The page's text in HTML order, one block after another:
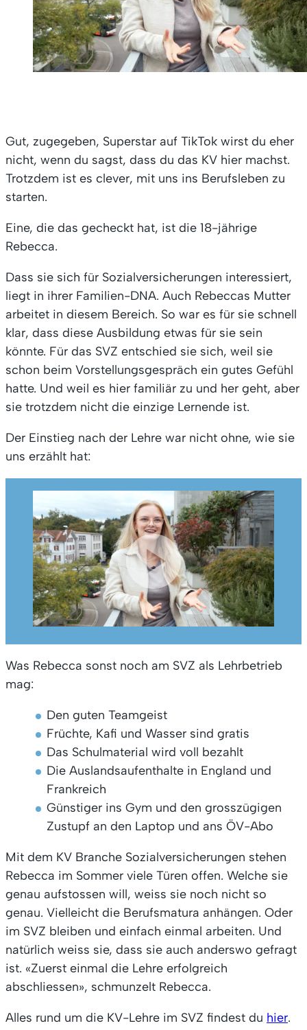
Gut, zugegeben, Superstar auf TikTok wirst du eher
nicht, wenn du sagst, dass du das KV hier machst.
Trotzdem ist es clever, mit uns ins Berufsleben zu
starten.
Eine, die das gecheckt hat, ist die 18-jährige
Rebecca.
Dass sie sich für Sozialversicherungen interessiert,
liegt in ihrer Familien-DNA. Auch Rebeccas Mutter
arbeitet in diesem Bereich. So war es für sie schnell
klar, dass diese Ausbildung etwas für sie sein
könnte. Für das SVZ entschied sie sich, weil sie
schon beim Vorstellungsgespräch ein gutes Gefühl
hatte. Und weil es hier familiär zu und her geht, aber
sie trotzdem nicht die einzige Lernende ist.
Der Einstieg nach der Lehre war nicht ohne, wie sie
uns erzählt hat:
Was Rebecca sonst noch am SVZ als Lehrbetrieb
mag:
Den guten Teamgeist
Früchte, Kafi und Wasser sind gratis
Das Schulmaterial wird voll bezahlt
Die Auslandsaufenthalte in England und
Frankreich
Günstiger ins Gym und den grosszügigen
Zustupf an den Laptop und ans ÖV-Abo
Mit dem KV Branche Sozialversicherungen stehen
Rebecca im Sommer viele Türen offen. Welche sie
genau aufstossen will, weiss sie noch nicht so
genau. Vielleicht die Berufsmatura anhängen. Oder
im SVZ bleiben und einfach einmal arbeiten. Und
natürlich weiss sie, dass sie auch anderswo gefragt
ist. «Zuerst einmal die Lehre erfolgreich
abschliessen», schmunzelt Rebecca.
Alles rund um die KV-Lehre im SVZ findest du hier.